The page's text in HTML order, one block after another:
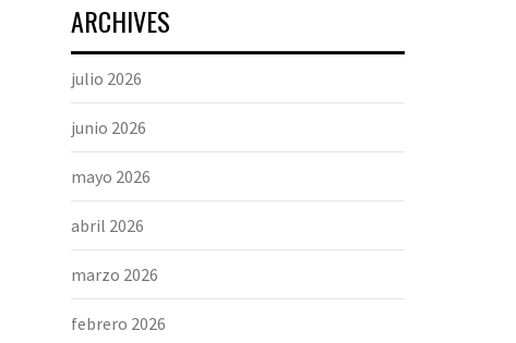
ARCHIVES
julio 2026
junio 2026
mayo 2026
abril 2026
marzo 2026
febrero 2026